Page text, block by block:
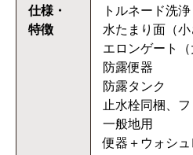
仕様・
特徴
トルネード洗浄
水たまり面（小
エロンゲート（
防露便器
防露タンク
止水栓同梱、
一般地用
便器＋ウォシュ